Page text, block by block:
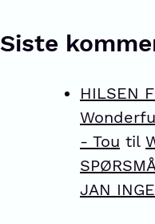
Siste
HILSEN
- Tou til
JAN